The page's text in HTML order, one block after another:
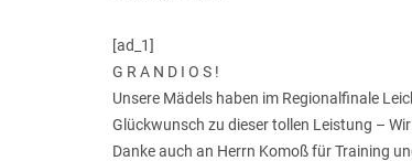
[ad_1]
G R A N D I O S !
Unsere Mädels haben im Regionalfinale
Glückwunsch zu dieser tollen Leistung –
Danke auch an Herrn Komoß für Training